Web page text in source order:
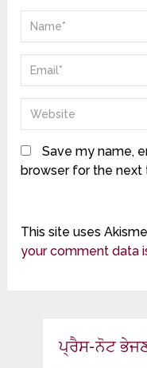
Save my name,
browser for the next
This site uses
your comment data
ਪ੍ਰੈਸ-ਨੋਟ